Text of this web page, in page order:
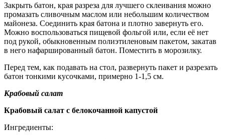
Закрыть батон, края разреза для лучшего склеивания можно
промазать сливочным маслом или небольшим количеством
майонеза. Соединить края батона и плотно завернуть его.
Можно воспользоваться пищевой фольгой или, если её нет
под рукой, обыкновенным полиэтиленовым пакетом, закатав
в него нафаршированный батон. Поместить в морозилку.
Перед тем, как подавать на стол, развернуть пакет и разрезать
батон тонкими кусочками, примерно 1-1,5 см.
Крабовый салат
Крабовый салат с белокочанной капустой
Ингредиенты: